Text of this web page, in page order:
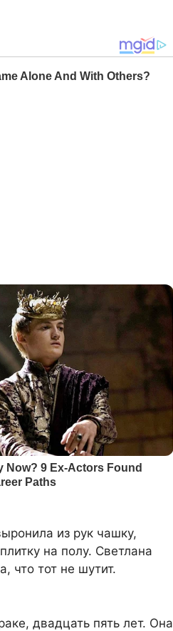
из рук чашку,
на полу. Светлана
что тот не шутит.
двадцать пять лет. Она